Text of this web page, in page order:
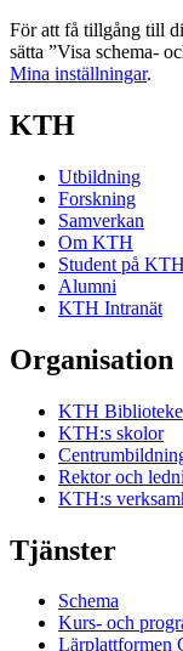
För att få tillgång till
sätta ”Visa schema-
Mina inställningar.
KTH
Utbildning
Forskning
Samverkan
Om KTH
Student på KTH
Alumni
KTH Intranät
Organisation
KTH
KTH:s skolor
Rektor och
KTH:s
Tjänster
Schema
Kurs- och
Lärplattformen